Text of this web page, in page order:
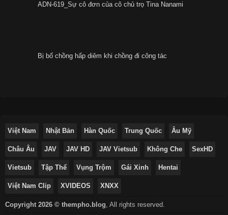
ADN-619_Sự cô đơn của cô chủ trọ Tina Nanami
Bị bố chồng hấp diêm khi chồng đi công tác
Việt Nam Nhật Bản Hàn Quốc Trung Quốc Âu Mỹ
Châu Âu JAV JAV HD JAV Vietsub Không Che SexHD
Vietsub Tập Thể Vụng Trộm Gái Xinh Hentai
Việt Nam Clip XVIDEOS XNXX
Copyright 2026 © thempho.blog, All rights reserved.